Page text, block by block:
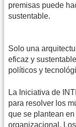
premisas puede
sustentable.
Solo una
eficaz y
políticos y
La Iniciativa de
para resolver los
que se plantean
organizacional.